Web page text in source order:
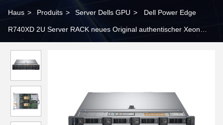
Haus > Produits > Server Dells GPU > Dell Power Edge
R740XD 2U Server RACK neues Original authentischer Xeon